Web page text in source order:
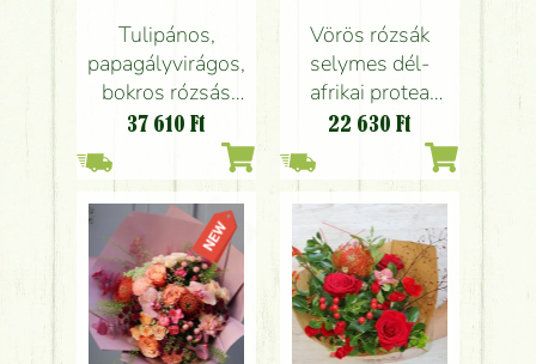
Tulipános,
papagályvirágos,
bokros rózsás
trópusi színvilágú
csokor (19 szál)
37 610 Ft
Vörös rózsák
selymes dél-
afrikai protea
virággal
22 630 Ft